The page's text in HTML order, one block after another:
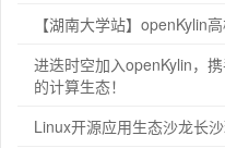
【湖南大学站】openKylin
进迭时空加入openKylin，
的计算生态！
Linux开源应用生态沙龙长